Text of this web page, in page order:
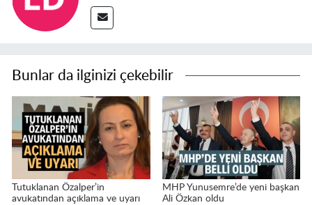
Bunlar da ilginizi çekebilir
Tutuklanan Özalper’in
avukatından açıklama ve uyarı
MHP Yunusemre’de yeni başkan
Ali Özkan oldu